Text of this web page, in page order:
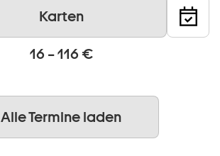
Karten
16 – 116 €
Alle Termine laden